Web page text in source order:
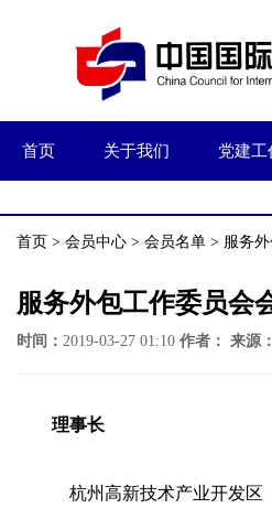
首页 关于我们 党建工
首页 > 会员中心 > 会员名单 > 服务
服务外包工作委员会
时间： 2019-03-27 01:10 作者： 来源：
理事长
杭州高新技术产业开发区